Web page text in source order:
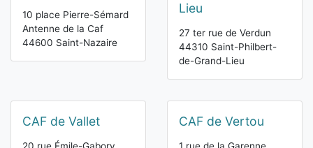
10 place Pierre-Sémard
Antenne de la Caf
44600 Saint-Nazaire
Lieu
27 ter rue de Verdun
44310 Saint-Philbert-
de-Grand-Lieu
CAF de Vallet CAF de Vertou